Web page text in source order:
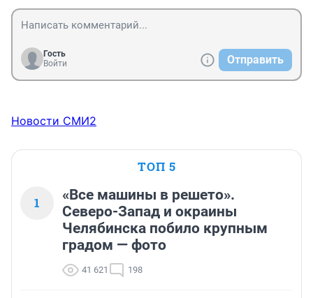
Гость
Войти
Отправить
Новости СМИ2
ТОП 5
1
«Все машины в решето».
Северо-Запад и окраины
Челябинска побило крупным
градом — фото
41 621 198